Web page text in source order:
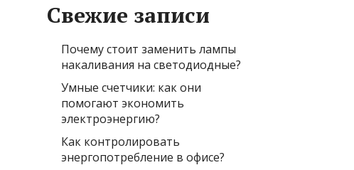
Свежие записи
Почему стоит заменить лампы
накаливания на светодиодные?
Умные счетчики: как они
помогают экономить
электроэнергию?
Как контролировать
энергопотребление в офисе?